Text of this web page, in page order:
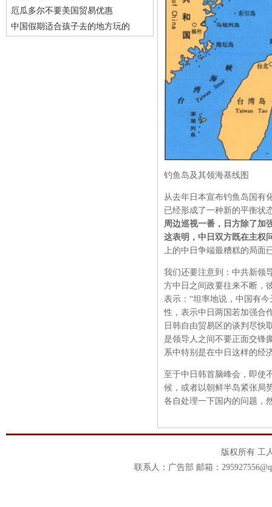
厄瓜多尔不要美国贸易优惠
中国假期适合孩子去的地方玩的
钓鱼岛及其领海基线图
从去年日本宣布钓鱼岛国有
已经形成了一种新的平衡状
周边巡视一番，日方除了加
这表明，中日双方既在主权
上的中日争端最糟糕的局面
我们还要注意到：中共新领
方中日之间政要往来不断，
表示：“坦率地说，中国有
性，表示中日两国若加强合
日韩自由贸易区的谈判尽快
是领导人之间不要正面交锋
系中特别是在中日这样的经
至于中日韩首脑峰会，即使
候，或者以朝鲜半岛紧张局
各自处理一下国内的问题，
版权所有 工
联系人：广告部 邮箱：